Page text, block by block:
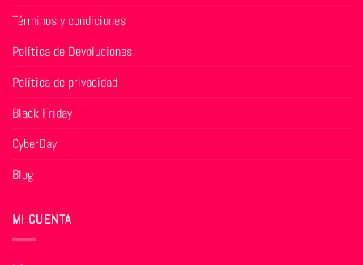
Términos y condiciones
Política de Devoluciones
Política de privacidad
Black Friday
CyberDay
Blog
MI CUENTA